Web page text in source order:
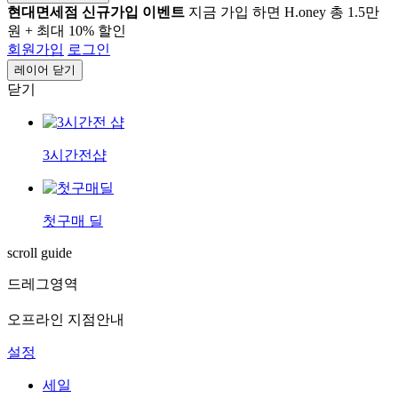
현대면세점 신규가입 이벤트 지금 가입 하면 H.oney 총 1.5만
원 + 최대 10% 할인
회원가입 로그인
레이어 닫기
닫기
3시간전샵
첫구매 딜
scroll guide
드레그영역
오프라인 지점안내
설정
세일